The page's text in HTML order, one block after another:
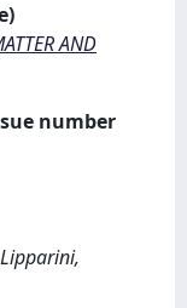
AND
number